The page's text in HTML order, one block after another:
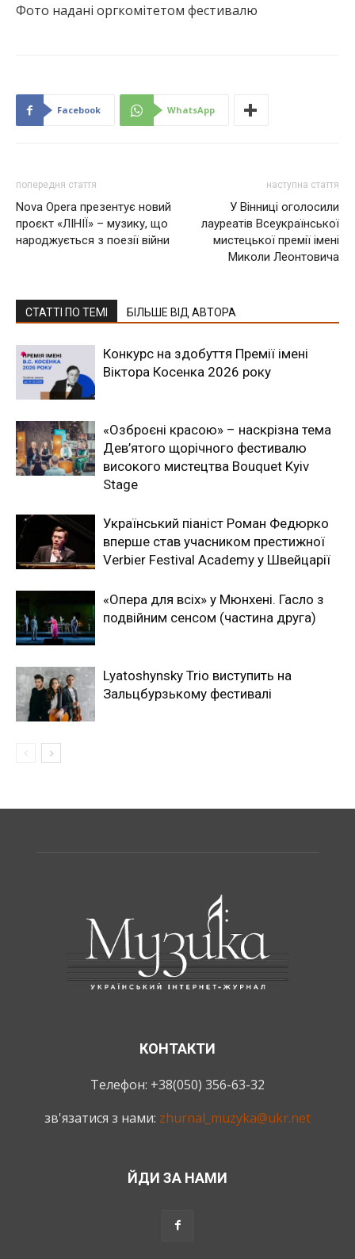
Фото надані оргкомітетом фестивалю
Facebook WhatsApp
попередня стаття
Nova Opera презентує новий
проєкт «ЛІНІЇ» – музику, що
народжується з поезії війни
наступна стаття
У Вінниці оголосили
лауреатів Всеукраїнської
мистецької премії імені
Миколи Леонтовича
СТАТТІ ПО ТЕМІ БІЛЬШЕ ВІД АВТОРА
Конкурс на здобуття Премії імені
Віктора Косенка 2026 року
«Озброєні красою» – наскрізна тема
Дев’ятого щорічного фестивалю
високого мистецтва Bouquet Kyiv
Stage
Український піаніст Роман Федюрко
вперше став учасником престижної
Verbier Festival Academy у Швейцарії
«Опера для всіх» у Мюнхені. Гасло з
подвійним сенсом (частина друга)
Lyatoshynsky Trio виступить на
Зальцбурзькому фестивалі
КОНТАКТИ
Телефон: +38(050) 356-63-32
зв'язатися з нами: zhurnal_muzyka@ukr.net
ЙДИ ЗА НАМИ